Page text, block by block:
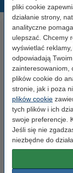
pliki cookie
działanie strony,
analityczne
ulepszać. Chcemy
wyświetlać
odpowiadają Twoim
zainteresowaniom,
plików cookie do
stronie, jak i poza
plików cookie
tych plików i ich
swoje preferencje.
Jeśli się nie
niezbędne do
Zestaw 4x marker
suchościeralnych
końcówka 2,5 mm)
19,90 zł z